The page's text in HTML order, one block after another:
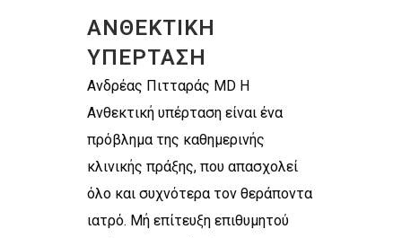
ΑΝΘΕΚΤΙΚΗ
ΥΠΕΡΤΑΣΗ
Ανδρέας Πιτταράς MD Η
Ανθεκτική υπέρταση είναι ένα
πρόβλημα της καθημερινής
κλινικής πράξης, που απασχολεί
όλο και συχνότερα τον θεράποντα
ιατρό. Μή επίτευξη επιθυμητού